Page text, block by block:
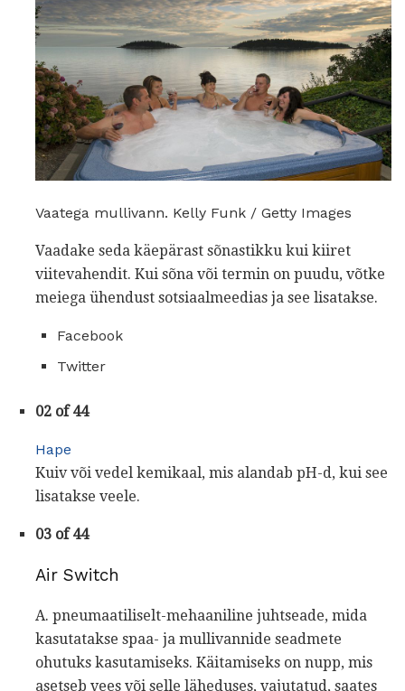
Vaatega mullivann. Kelly Funk / Getty Images
Vaadake seda käepärast sõnastikku kui kiiret
viitevahendit. Kui sõna või termin on puudu, võtke
meiega ühendust sotsiaalmeedias ja see lisatakse.
Facebook
Twitter
02 of 44
Hape
Kuiv või vedel kemikaal, mis alandab pH-d, kui see
lisatakse veele.
03 of 44
Air Switch
A. pneumaatiliselt-mehaaniline juhtseade, mida
kasutatakse spaa- ja mullivannide seadmete
ohutuks kasutamiseks. Käitamiseks on nupp, mis
asetseb vees või selle läheduses, vajutatud, saates